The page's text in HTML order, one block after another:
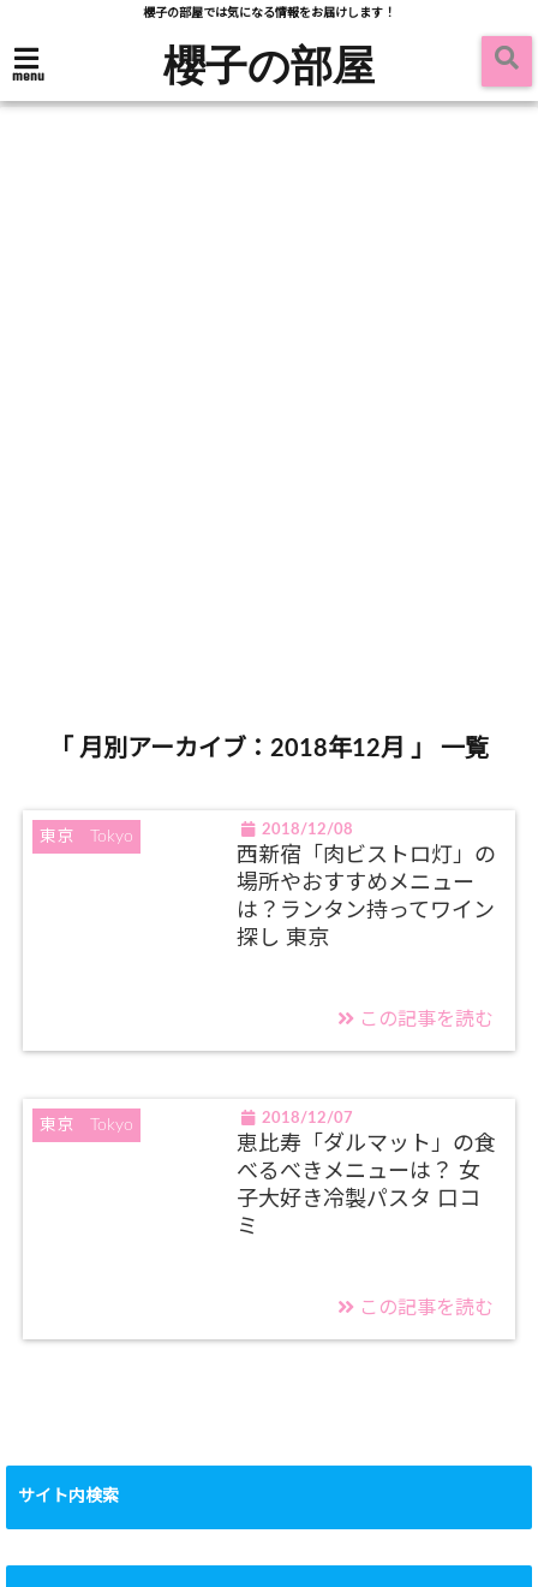
櫻子の部屋では気になる情報をお届けします！
menu 櫻子の部屋
「 月別アーカイブ：2018年12月 」 一覧
東京 Tokyo 2018/12/08
西新宿「肉ビストロ灯」の
場所やおすすめメニュー
は？ランタン持ってワイン
探し 東京
この記事を読む
東京 Tokyo 2018/12/07
恵比寿「ダルマット」の食
べるべきメニューは？ 女
子大好き冷製パスタ 口コ
ミ
この記事を読む
サイト内検索